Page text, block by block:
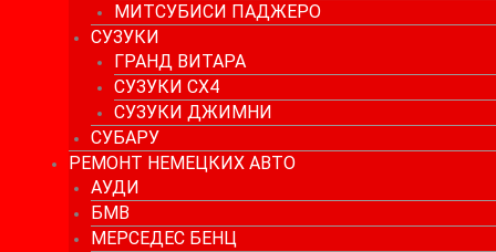
МИТСУБИСИ ПАДЖЕРО
СУЗУКИ
ГРАНД ВИТАРА
СУЗУКИ СХ4
СУЗУКИ ДЖИМНИ
СУБАРУ
РЕМОНТ НЕМЕЦКИХ АВТО
АУДИ
БМВ
МЕРСЕДЕС БЕНЦ